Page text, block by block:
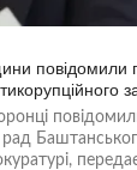
повідомили
рад